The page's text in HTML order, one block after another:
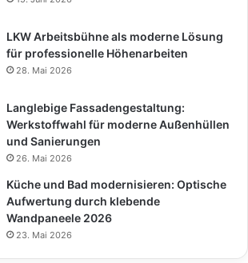
LKW Arbeitsbühne als moderne Lösung
für professionelle Höhenarbeiten
28. Mai 2026
Langlebige Fassadengestaltung:
Werkstoffwahl für moderne Außenhüllen
und Sanierungen
26. Mai 2026
Küche und Bad modernisieren: Optische
Aufwertung durch klebende
Wandpaneele 2026
23. Mai 2026